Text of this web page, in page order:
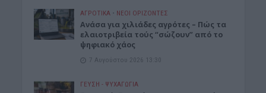
ΑΓΡΟΤΙΚΑ • ΝΕΟΙ ΟΡΙΖΟΝΤΕΣ
Ανάσα για χιλιάδες αγρότες – Πώς τα
ελαιοτριβεία τούς “σώζουν” από το
ψηφιακό χάος
7 Αυγούστου 2026 13:30
ΓΕΎΣΗ - ΨΥΧΑΓΩΓΊΑ